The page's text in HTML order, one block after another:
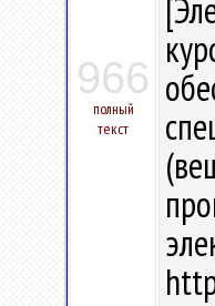
966
полный
текст